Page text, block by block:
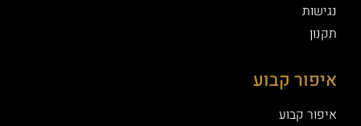
נגישות
תקנון
איפור קבוע
איפור קבוע